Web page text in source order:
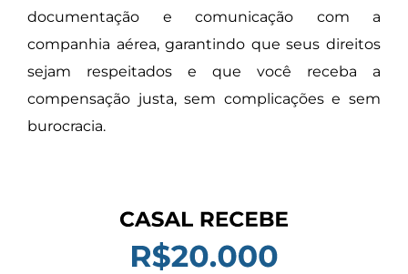
documentação e comunicação com a
companhia aérea, garantindo que seus direitos
sejam respeitados e que você receba a
compensação justa, sem complicações e sem
burocracia.